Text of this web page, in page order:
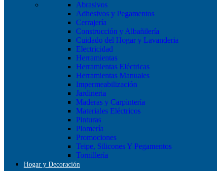
Abrasivos
Adhesivos y Pegamentos
Cerrajería
Construcción y Albañilería
Cuidado del Hogar y Lavanderia
Electricidad
Herramientas
Herramientas Eléctricas
Herramientas Manuales
Impermeabilización
Jardineria
Maderas y Carpintería
Materiales Eléctricos
Pinturas
Plomería
Promociones
Teipe, Silicones Y Pegamentos
Tornillería
Hogar y Decoración